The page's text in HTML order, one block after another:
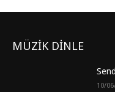
MÜZİK DİNLE
10/